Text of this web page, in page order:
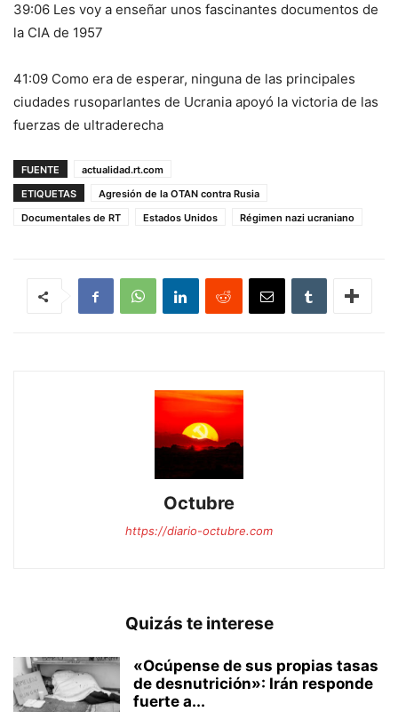
39:06 Les voy a enseñar unos fascinantes documentos de
la CIA de 1957
41:09 Como era de esperar, ninguna de las principales
ciudades rusoparlantes de Ucrania apoyó la victoria de las
fuerzas de ultraderecha
FUENTE
actualidad.rt.com
ETIQUETAS
Agresión de la OTAN contra Rusia
Documentales de RT
Estados Unidos Régimen nazi ucraniano
Octubre
https://diario-octubre.com
Quizás te interese
«Ocúpense de sus propias tasas
de desnutrición»: Irán responde
fuerte a...